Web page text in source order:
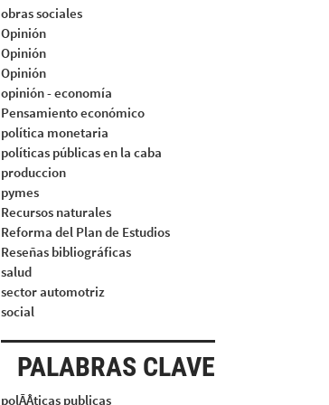
obras sociales
Opinión
Opinión
Opinión
opinión - economía
Pensamiento económico
política monetaria
políticas públicas en la caba
produccion
pymes
Recursos naturales
Reforma del Plan de Estudios
Reseñas bibliográficas
salud
sector automotriz
social
PALABRAS CLAVE
polÃÂticas publicas